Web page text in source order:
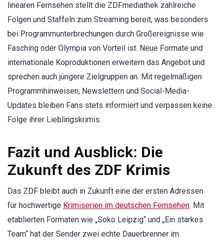
linearen Fernsehen stellt die ZDFmediathek zahlreiche
Folgen und Staffeln zum Streaming bereit, was besonders
bei Programmunterbrechungen durch Großereignisse wie
Fasching oder Olympia von Vorteil ist. Neue Formate und
internationale Koproduktionen erweitern das Angebot und
sprechen auch jüngere Zielgruppen an. Mit regelmäßigen
Programmhinweisen, Newslettern und Social-Media-
Updates bleiben Fans stets informiert und verpassen keine
Folge ihrer Lieblingskrimis.
Fazit und Ausblick: Die
Zukunft des ZDF Krimis
Das ZDF bleibt auch in Zukunft eine der ersten Adressen
für hochwertige Krimiserien im deutschen Fernsehen. Mit
etablierten Formaten wie „Soko Leipzig“ und „Ein starkes
Team“ hat der Sender zwei echte Dauerbrenner im